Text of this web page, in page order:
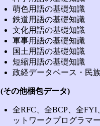
萌色用語の基礎知識
鉄道用語の基礎知識
文化用語の基礎知識
軍事用語の基礎知識
国土用語の基礎知識
短縮用語の基礎知識
政経データベース・民
(その他梱包データ)
全RFC、全BCP、全
ットワークプログラマ